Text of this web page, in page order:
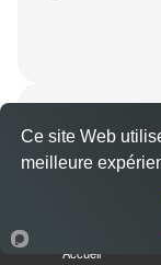
Dès 9.00 €
Base sauce
Accueil
Ce site Web
meilleure